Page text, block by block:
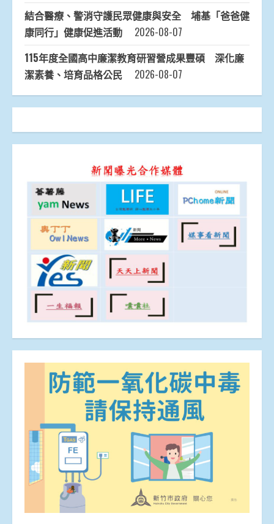
結合醫療、警消守護民眾健康與安全 埔基「爸爸健
康同行」健康促進活動
2026-08-07
115年度全國高中廉潔教育研習營成果豐碩 深化廉
潔素養、培育品格公民
2026-08-07